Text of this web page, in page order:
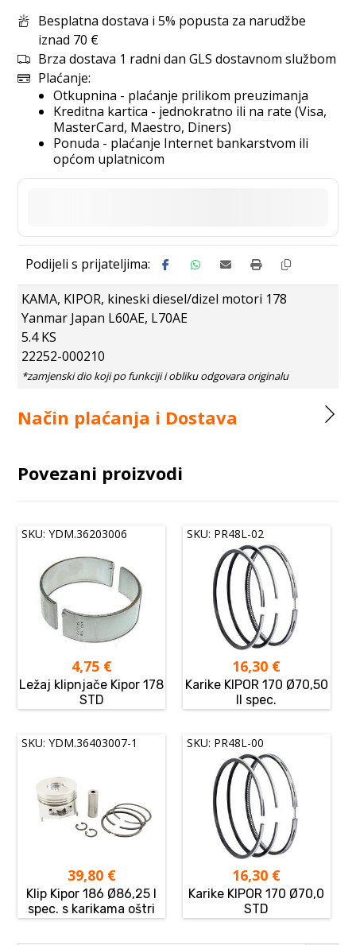
Besplatna dostava i 5% popusta za narudžbe
iznad 70 €
Brza dostava 1 radni dan GLS dostavnom službom
Plaćanje:
Otkupnina - plaćanje prilikom preuzimanja
Kreditna kartica - jednokratno ili na rate (Visa,
MasterCard, Maestro, Diners)
Ponuda - plaćanje Internet bankarstvom ili
općom uplatnicom
KAMA, KIPOR, kineski diesel/dizel motori 178
Yanmar Japan L60AE, L70AE
5.4 KS
22252-000210
Način plaćanja i Dostava
Povezani proizvodi
SKU: YDM.36203006
4,75 €
Ležaj klipnjače Kipor 178
STD
SKU: PR48L-02
16,30 €
Karike KIPOR 170 Ø70,50
II spec.
SKU: YDM.36403007-1
39,80 €
Klip Kipor 186 Ø86,25 I
spec. s karikama oštri
SKU: PR48L-00
16,30 €
Karike KIPOR 170 Ø70,0
STD